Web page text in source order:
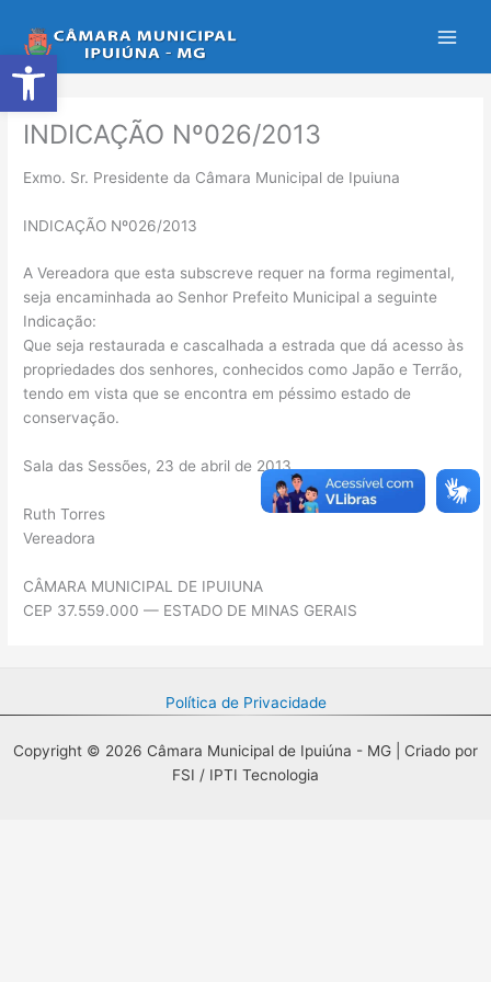
Abrir a barra de ferramentas
para
o
conteúdo
INDICAÇÃO Nº026/2013
Exmo. Sr. Presidente da Câmara Municipal de Ipuiuna
INDICAÇÃO Nº026/2013
A Vereadora que esta subscreve requer na forma regimental,
seja encaminhada ao Senhor Prefeito Municipal a seguinte
Indicação:
Que seja restaurada e cascalhada a estrada que dá acesso às
propriedades dos senhores, conhecidos como Japão e Terrão,
tendo em vista que se encontra em péssimo estado de
conservação.
Sala das Sessões, 23 de abril de 2013.
Ruth Torres
Vereadora
CÂMARA MUNICIPAL DE IPUIUNA
CEP 37.559.000 — ESTADO DE MINAS GERAIS
Política de Privacidade
Copyright © 2026 Câmara Municipal de Ipuiúna - MG | Criado por
FSI / IPTI Tecnologia